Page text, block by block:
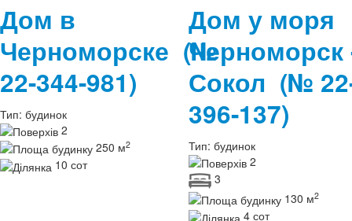
Дом в
Черноморске (№
22-344-981)
Тип: будинок
2
250 м2
10 сот
Дом у моря
Черноморск
Сокол (№
396-137)
Тип: будинок
2
3
130 м2
4 сот